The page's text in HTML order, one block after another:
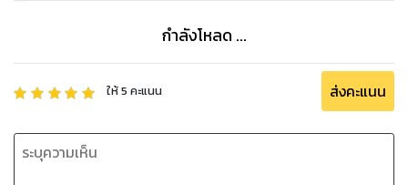
กำลังโหลด ...
ให้5 คะแนน ส่งคะแนน